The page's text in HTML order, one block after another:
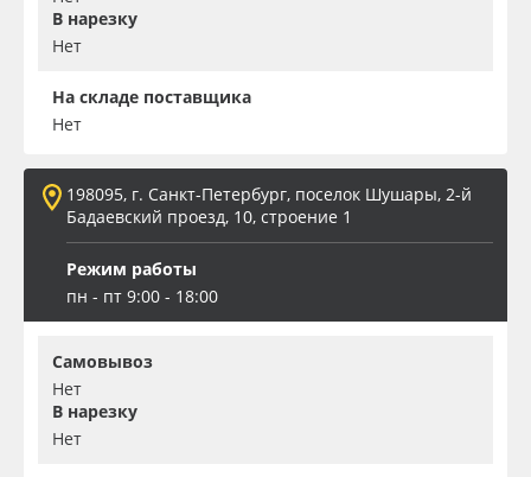
В нарезку
Нет
На складе поставщика
Нет
198095, г. Санкт-Петербург, поселок Шушары, 2-й
Бадаевский проезд, 10, строение 1
Режим работы
пн - пт 9:00 - 18:00
Самовывоз
Нет
В нарезку
Нет